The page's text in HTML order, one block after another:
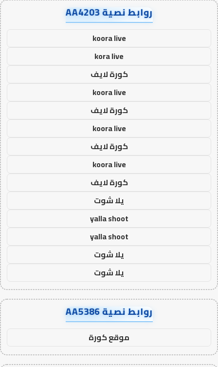
روابط نصية AA4203
koora live
kora live
كورة لايف
koora live
كورة لايف
koora live
كورة لايف
koora live
كورة لايف
يلا شوت
yalla shoot
yalla shoot
يلا شوت
يلا شوت
روابط نصية AA5386
موقع كورة